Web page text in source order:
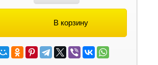
В корзину